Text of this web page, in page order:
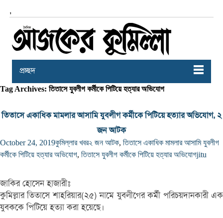
,
প্রচ্ছদ
Tag Archives: তিতাসে যুবলীগ কর্মীকে পিটিয়ে হত্যার অভিযোগ
তিতাসে একাধিক মামলার আসামি যুবলীগ কর্মীকে পিটিয়ে হত্যার অভিযোগ, ২
জন আটক
October 24, 2019কুমিল্লার খবর২ জন আটক, তিতাসে একাধিক মামলার আসামি যুবলীগ
কর্মীকে পিটিয়ে হত্যার অভিযোগ, তিতাসে যুবলীগ কর্মীকে পিটিয়ে হত্যার অভিযোগjitu
জাকির হোসেন হাজারীঃ
কুমিল্লার তিতাসে শাহরিয়ার(২৫) নামে যুবলীগের কর্মী পরিচয়দানকারী এক
যুবককে পিটিয়ে হত্যা করা হয়েছে।